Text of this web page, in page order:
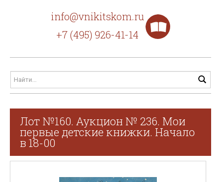
info@vnikitskom.ru
+7 (495) 926-41-14
Лот №160. Аукцион № 236. Мои
первые детские книжки. Начало
в 18-00